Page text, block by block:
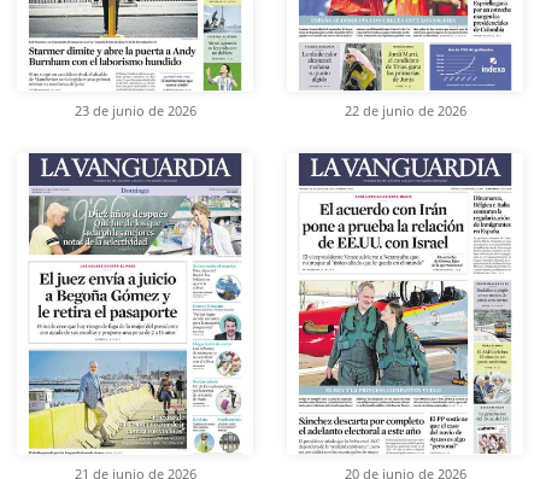
23 de junio de 2026 22 de junio de 2026
21 de junio de 2026 20 de junio de 2026